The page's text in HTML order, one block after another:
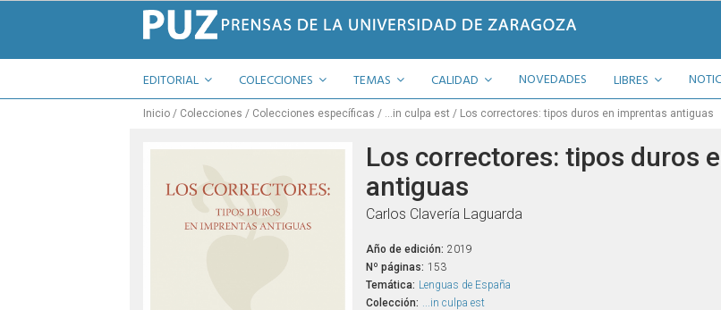
EDITORIAL COLECCIONES TEMAS CALIDAD NOVEDADES LIBRES
Inicio Colecciones Colecciones específicas ...in culpa est Los correctores: tipos duros en imprentas antiguas
Los correctores: tipos duros
antiguas
Carlos Clavería Laguarda
Año de edición: 2019
Nº páginas: 153
Temática: Lenguas de España
Colección: ...in culpa est